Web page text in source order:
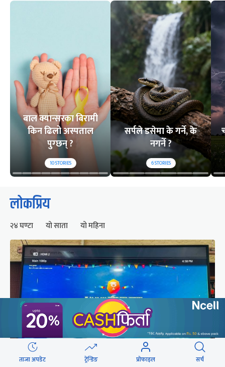
बाल क्यान्सरका बिरामी
किन ढिलो अस्पताल
पुग्छन् ?
10STORIES
सर्पले डसेमा के गर्ने, के
नगर्ने ?
6STORIES
लोकप्रिय
२४ घण्टा यो साता यो महिना
ताजा अपडेट ट्रेन्डिङ प्रोफाइल सर्च